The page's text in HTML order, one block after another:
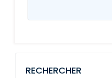
RECHERCHER